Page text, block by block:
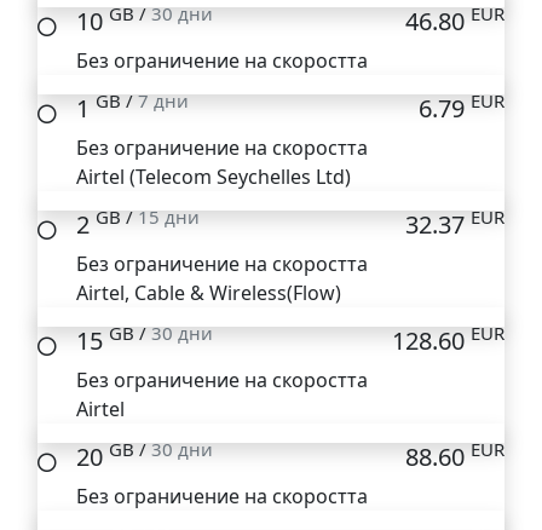
10GB /30 дни
Без ограничение на скоростта
46.80EUR
1GB /7 дни
Без ограничение на скоростта
Airtel (Telecom Seychelles Ltd)
6.79EUR
2GB /15 дни
Без ограничение на скоростта
Airtel, Cable & Wireless(Flow)
32.37EUR
15GB /30 дни
Без ограничение на скоростта
Airtel
128.60EUR
20GB /30 дни
Без ограничение на скоростта
88.60EUR